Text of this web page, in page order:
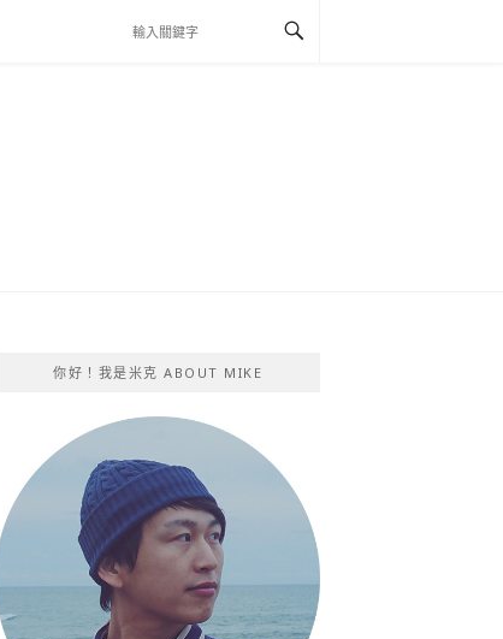
你好！我是米克 ABOUT MIKE